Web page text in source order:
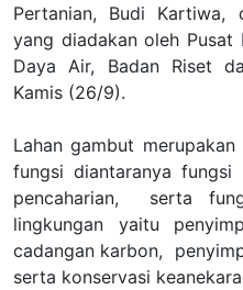
Pertanian, Budi Kartiwa,
yang diadakan oleh Pusat
Daya Air, Badan Riset
Kamis (26/9).
Lahan gambut
fungsi diantaranya
pencaharian, serta
lingkungan yaitu
cadangan karbon,
serta konservasi